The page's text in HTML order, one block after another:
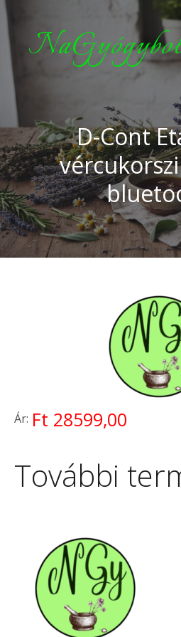
D-Cont
Ár: Ft 28599,00
További